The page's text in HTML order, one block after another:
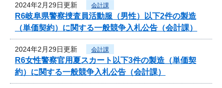
2024年2月29日更新 会計課
R6岐阜県警察捜査員活動服（男性）以下2件の製造
（単価契約）に関する一般競争入札公告（会計課）
2024年2月29日更新 会計課
R6女性警察官用夏スカート以下3件の製造（単価契
約）に関する一般競争入札公告（会計課）